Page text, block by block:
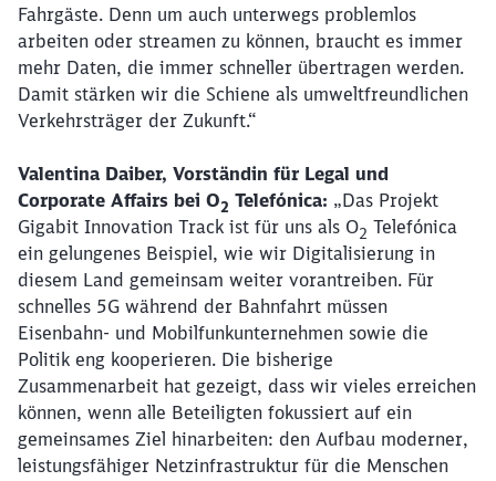
Fahrgäste. Denn um auch unterwegs problemlos
arbeiten oder streamen zu können, braucht es immer
mehr Daten, die immer schneller übertragen werden.
Damit stärken wir die Schiene als umweltfreundlichen
Verkehrsträger der Zukunft.“
Valentina Daiber, Vorständin für Legal und
Corporate Affairs bei O2 Telefónica: „Das Projekt
Gigabit Innovation Track ist für uns als O2 Telefónica
ein gelungenes Beispiel, wie wir Digitalisierung in
diesem Land gemeinsam weiter vorantreiben. Für
schnelles 5G während der Bahnfahrt müssen
Eisenbahn- und Mobilfunkunternehmen sowie die
Politik eng kooperieren. Die bisherige
Zusammenarbeit hat gezeigt, dass wir vieles erreichen
können, wenn alle Beteiligten fokussiert auf ein
gemeinsames Ziel hinarbeiten: den Aufbau moderner,
leistungsfähiger Netzinfrastruktur für die Menschen